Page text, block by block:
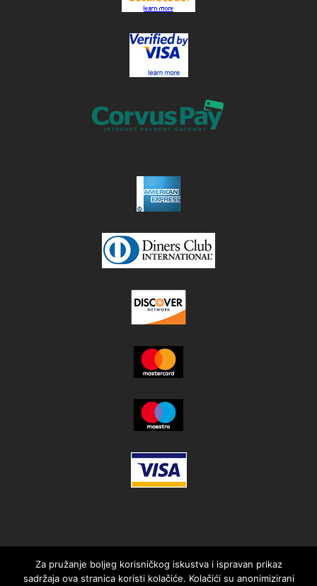
Za pružanje boljeg korisničkog iskustva i ispravan prikaz
sadržaja ova stranica koristi kolačiće. Kolačići su anonimizirani